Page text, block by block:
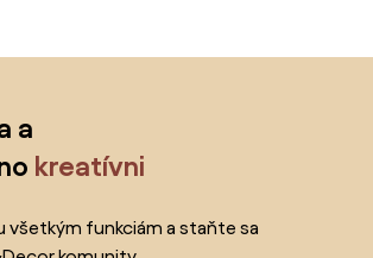
a
kreatívni
všetkým funkciám a staňte sa